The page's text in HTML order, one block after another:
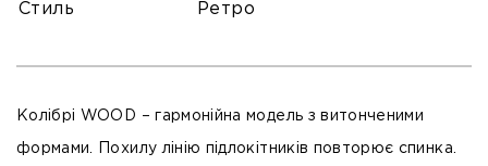
Стиль Ретро
Колібрі WOOD – гармонійна модель з витонченими
формами. Похилу лінію підлокітників повторює спинка.